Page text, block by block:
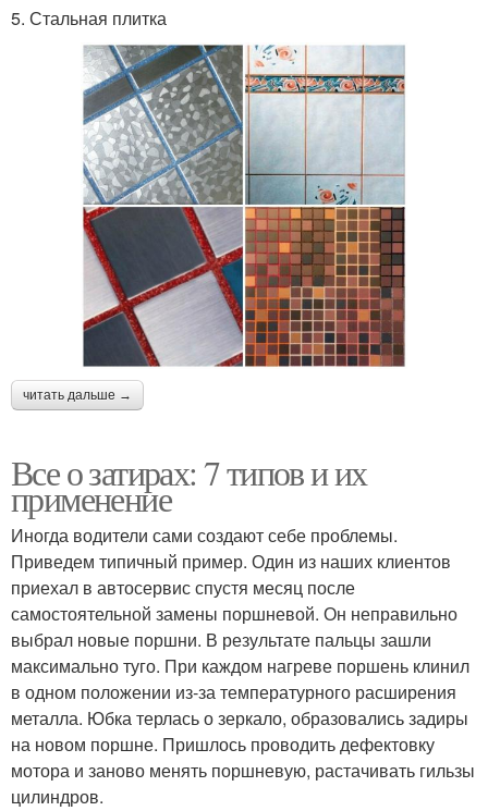
5. Стальная плитка
читать дальше →
Все о затирах: 7 типов и их
применение
Иногда водители сами создают себе проблемы.
Приведем типичный пример. Один из наших клиентов
приехал в автосервис спустя месяц после
самостоятельной замены поршневой. Он неправильно
выбрал новые поршни. В результате пальцы зашли
максимально туго. При каждом нагреве поршень клинил
в одном положении из‐за температурного расширения
металла. Юбка терлась о зеркало, образовались задиры
на новом поршне. Пришлось проводить дефектовку
мотора и заново менять поршневую, растачивать гильзы
цилиндров.